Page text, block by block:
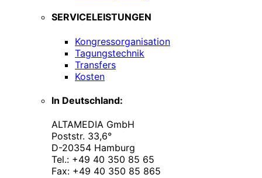
SERVICELEISTUNGEN
Kongressorganisation
Tagungstechnik
Transfers
Kosten
In Deutschland:
ALTAMEDIA GmbH
Poststr. 33,6°
D-20354 Hamburg
Tel.: +49 40 350 85 65
Fax: +49 40 350 85 865